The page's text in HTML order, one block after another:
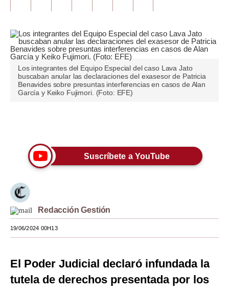
Plus G
Opinión
Editorial
Pregunta de hoy
Blogs
Viajes
Estilos
Mundo
EEUU
España
Los integrantes del Equipo Especial del caso Lava Jato
buscaban anular las declaraciones del exasesor de Patricia
Benavides sobre presuntas interferencias en casos de Alan
García y Keiko Fujimori. (Foto: EFE)
Suscríbete a YouTube
Redacción Gestión
19/06/2024 00H13
El Poder Judicial declaró infundada la
tutela de derechos presentada por los